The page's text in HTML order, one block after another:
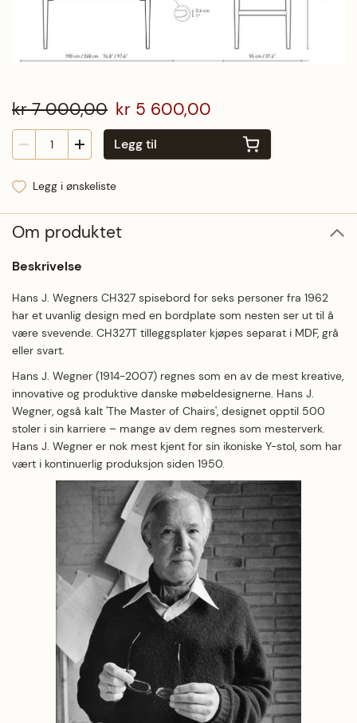
kr 5 600,00
kr 7 000,00
Legg til
Legg i ønskeliste
Om produktet
Beskrivelse
Hans J. Wegners CH327 spisebord for seks personer fra 1962
har et uvanlig design med en bordplate som nesten ser ut til å
være svevende. CH327T tilleggsplater kjøpes separat i MDF, grå
eller svart.
Hans J. Wegner (1914-2007) regnes som en av de mest kreative,
innovative og produktive danske møbeldesignerne. Hans J.
Wegner, også kalt 'The Master of Chairs', designet opptil 500
stoler i sin karriere – mange av dem regnes som mesterverk.
Hans J. Wegner er nok mest kjent for sin ikoniske Y-stol, som har
vært i kontinuerlig produksjon siden 1950.